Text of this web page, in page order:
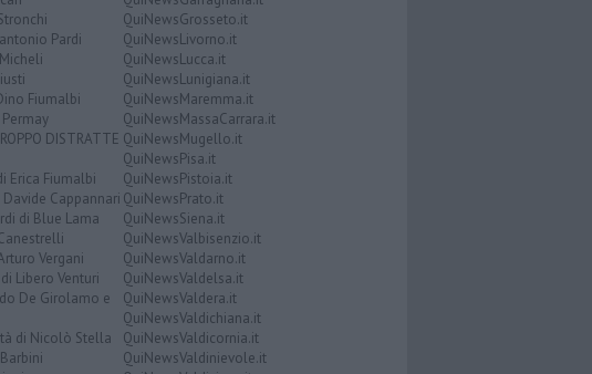
Pardi
Fiumalbi
DISTRATTE
Erica Fiumalbi
Cappannari
di Blue Lama
Vergani
Libero Venturi
De Girolamo e
di Nicolò Stella
QuiNewsGrosseto.it
QuiNewsLivorno.it
QuiNewsLucca.it
QuiNewsLunigiana.it
QuiNewsMaremma.it
QuiNewsMassaCarrara.it
QuiNewsMugello.it
QuiNewsPisa.it
QuiNewsPistoia.it
QuiNewsPrato.it
QuiNewsSiena.it
QuiNewsValbisenzio.it
QuiNewsValdarno.it
QuiNewsValdelsa.it
QuiNewsValdera.it
QuiNewsValdichiana.it
QuiNewsValdicornia.it
QuiNewsValdinievole.it